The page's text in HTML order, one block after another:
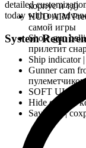
корпус и тд)
HUD AIM
самой игры
Show gun
прилетит
Ship indicator
Gunner cam
пулеметчиком
SOFT UI
Hide overlay
Save cpu |
detailed
today with our
System